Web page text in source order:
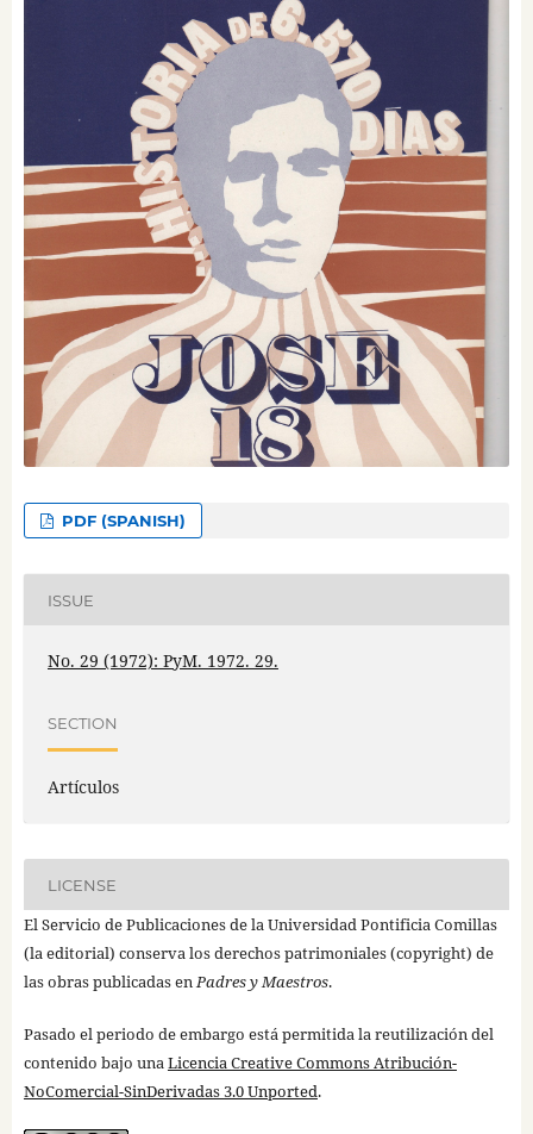
PDF (SPANISH)
ISSUE
No. 29 (1972): PyM. 1972. 29.
SECTION
Artículos
LICENSE
El Servicio de Publicaciones de la Universidad Pontificia Comillas
(la editorial) conserva los derechos patrimoniales (copyright) de
las obras publicadas enPadres y Maestros.
Pasado el periodo de embargo está permitida la reutilización del
contenido bajo unaLicencia Creative Commons Atribución-
NoComercial-SinDerivadas 3.0 Unported.